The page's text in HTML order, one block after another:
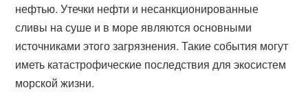
нефтью. Утечки нефти и несанкционированные
сливы на суше и в море являются основными
источниками этого загрязнения. Такие события могут
иметь катастрофические последствия для экосистем
морской жизни.